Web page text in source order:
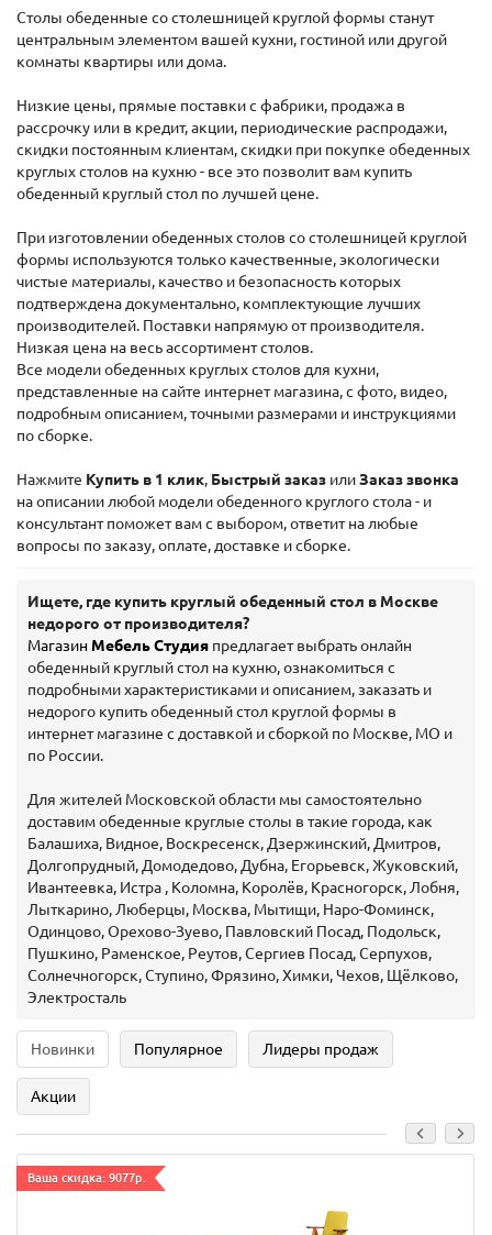
Столы обеденные со столешницей круглой формы станут
центральным элементом вашей кухни, гостиной или другой
комнаты квартиры или дома.
Низкие цены, прямые поставки с фабрики, продажа в
рассрочку или в кредит, акции, периодические распродажи,
скидки постоянным клиентам, скидки при покупке обеденных
круглых столов на кухню - все это позволит вам купить
обеденный круглый стол по лучшей цене.
При изготовлении обеденных столов со столешницей круглой
формы используются только качественные, экологически
чистые материалы, качество и безопасность которых
подтверждена документально, комплектующие лучших
производителей. Поставки напрямую от производителя.
Низкая цена на весь ассортимент столов.
Все модели обеденных круглых столов для кухни,
представленные на сайте интернет магазина, с фото, видео,
подробным описанием, точными размерами и инструкциями
по сборке.
Нажмите Купить в 1 клик, Быстрый заказ илиЗаказ звонка
на описании любой модели обеденного круглого стола - и
консультант поможет вам с выбором, ответит на любые
вопросы по заказу, оплате, доставке и сборке.
Ищете, где купить круглый обеденный стол в Москве
недорого от производителя?
Магазин Мебель Студия предлагает выбрать онлайн
обеденный круглый стол на кухню, ознакомиться с
подробными характеристиками и описанием, заказать и
недорого купить обеденный стол круглой формы в
интернет магазине с доставкой и сборкой по Москве, МО и
по России.
Для жителей Московской области мы самостоятельно
доставим обеденные круглые столы в такие города, как
Балашиха, Видное, Воскресенск, Дзержинский, Дмитров,
Долгопрудный, Домодедово, Дубна, Егорьевск, Жуковский,
Ивантеевка, Истра , Коломна, Королёв, Красногорск, Лобня,
Лыткарино, Люберцы, Москва, Мытищи, Наро-Фоминск,
Одинцово, Орехово-Зуево, Павловский Посад, Подольск,
Пушкино, Раменское, Реутов, Сергиев Посад, Серпухов,
Солнечногорск, Ступино, Фрязино, Химки, Чехов, Щёлково,
Электросталь
Новинки Популярное Лидеры продаж
Акции
Ваша скидка: 9077р.